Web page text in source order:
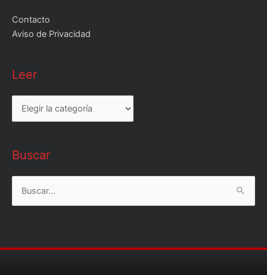
Contacto
Aviso de Privacidad
Leer
Leer
Buscar
Buscar
por: